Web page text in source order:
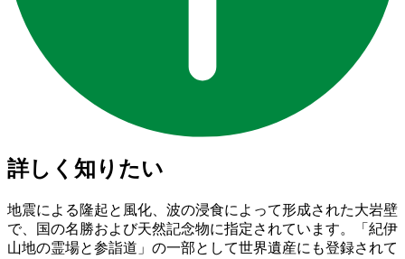
詳しく知りたい
地震による隆起と風化、波の浸食によって形成された大岩壁
で、国の名勝および天然記念物に指定されています。「紀伊
山地の霊場と参詣道」の一部として世界遺産にも登録されて